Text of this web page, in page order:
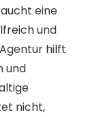
eine
und
hilft
und
nicht,